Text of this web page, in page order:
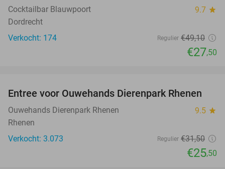
Cocktailbar Blauwpoort 9.7 star
Dordrecht
Verkocht: 174
Regulier €49,10
€27,50
19%
Entree voor Ouwehands Dierenpark Rhenen
Ouwehands Dierenpark Rhenen 9.5 star
Rhenen
Verkocht: 3.073
Regulier €31,50
€25,50